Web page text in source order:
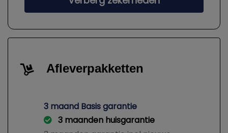
Afleverpakketten
3 maand Basis garantie
3 maanden huisgarantie